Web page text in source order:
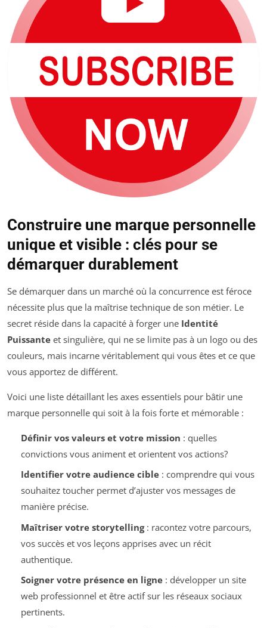
Construire une marque personnelle
unique et visible : clés pour se
démarquer durablement
Se démarquer dans un marché où la concurrence est féroce
nécessite plus que la maîtrise technique de son métier. Le
secret réside dans la capacité à forger une Identité
Puissante et singulière, qui ne se limite pas à un logo ou des
couleurs, mais incarne véritablement qui vous êtes et ce que
vous apportez de différent.
Voici une liste détaillant les axes essentiels pour bâtir une
marque personnelle qui soit à la fois forte et mémorable :
Définir vos valeurs et votre mission : quelles
convictions vous animent et orientent vos actions?
Identifier votre audience cible: comprendre qui vous
souhaitez toucher permet d’ajuster vos messages de
manière précise.
Maîtriser votre storytelling: racontez votre parcours,
vos succès et vos leçons apprises avec un récit
authentique.
Soigner votre présence en ligne: développer un site
web professionnel et être actif sur les réseaux sociaux
pertinents.